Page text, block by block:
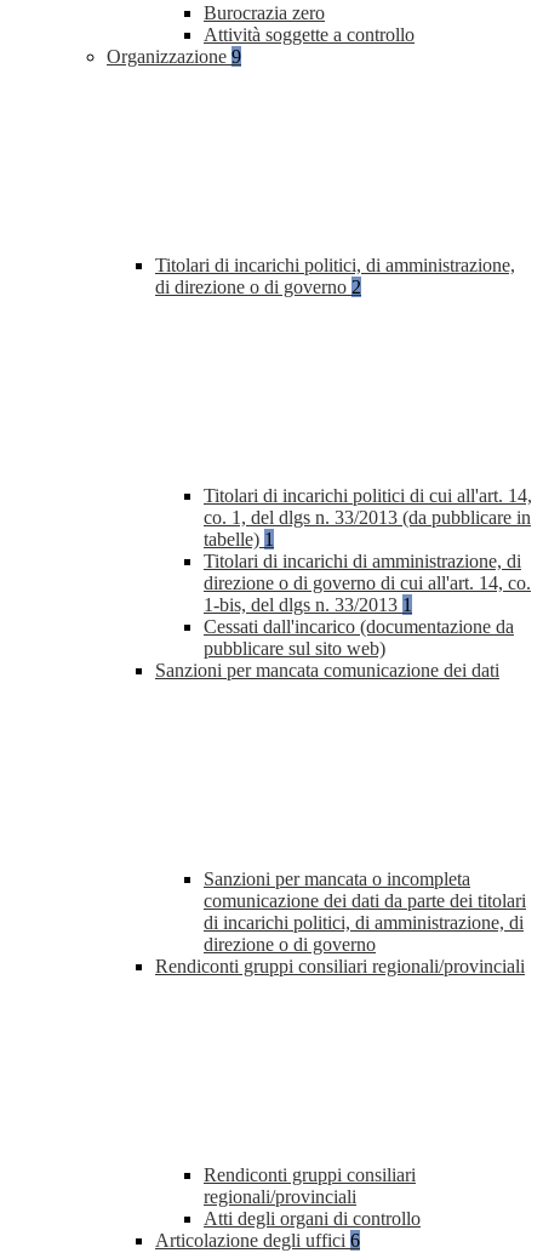
Burocrazia zero
Attività soggette a controllo
Organizzazione 9
Titolari di incarichi politici, di amministrazione,
di direzione o di governo 2
Titolari di incarichi politici di cui all'art. 14,
co. 1, del dlgs n. 33/2013 (da pubblicare in
tabelle) 1
Titolari di incarichi di amministrazione, di
direzione o di governo di cui all'art. 14, co.
1-bis, del dlgs n. 33/2013 1
Cessati dall'incarico (documentazione da
pubblicare sul sito web)
Sanzioni per mancata comunicazione dei dati
Sanzioni per mancata o incompleta
comunicazione dei dati da parte dei titolari
di incarichi politici, di amministrazione, di
direzione o di governo
Rendiconti gruppi consiliari regionali/provinciali
Rendiconti gruppi consiliari
regionali/provinciali
Atti degli organi di controllo
Articolazione degli uffici 6